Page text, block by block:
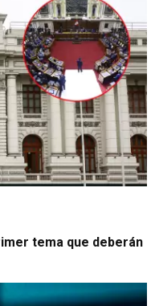
tema que deberán